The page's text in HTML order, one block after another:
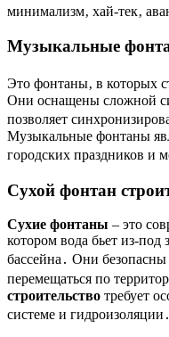
минимализм‚ хай-тек‚
Музыкальные
Это фонтаны‚ в которых
Они оснащены сложной
позволяет
Музыкальные фонтаны
городских праздников и
Сухой фонтан
Сухие фонтаны – это
котором вода бьет из-под
бассейна․ Они
перемещаться по
строительство требует
системе и гидроизоляции․